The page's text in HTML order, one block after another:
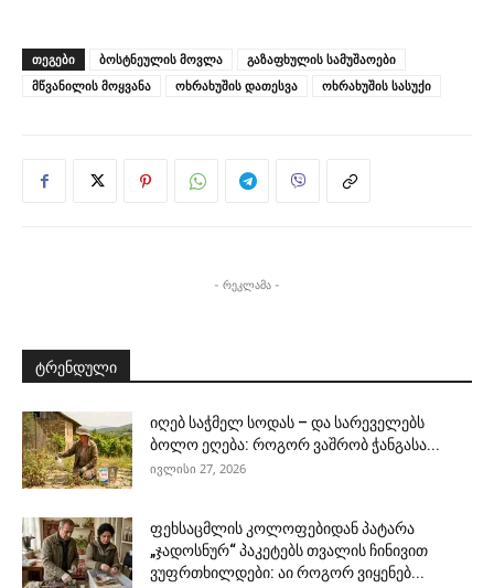
ᲗᲔᲒᲔᲑᲘ ბოსტნეულის მოვლა
გაზაფხულის სამუშაოები
მწვანილის მოყვანა
ოხრახუშის დათესვა ოხრახუშის სასუქი
- რეკლამა -
ტრენდული
იღებ საჭმელ სოდას – და სარეველებს
ბოლო ეღება: როგორ ვაშრობ ჭანგასა...
ივლისი 27, 2026
ფეხსაცმლის კოლოფებიდან პატარა
„ჯადოსნურ“ პაკეტებს თვალის ჩინივით
ვუფრთხილდები: აი როგორ ვიყენებ...